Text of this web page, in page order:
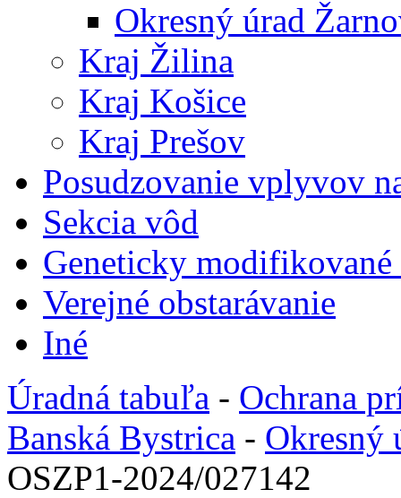
Okresný úrad
Kraj Žilina
Kraj Košice
Kraj Prešov
Posudzovanie vplyvov
Sekcia vôd
Geneticky
Verejné obstarávanie
Iné
Úradná tabuľa - Ochrana
Banská Bystrica - Okresný
OSZP1-2024/027142